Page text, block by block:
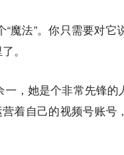
魔法”。你只需要对
。
一，她是个非常先锋
着自己的视频号账